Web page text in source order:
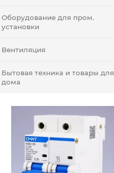
Оборудование для пром.
установки
Вентиляция
Бытовая техника и товары для
дома